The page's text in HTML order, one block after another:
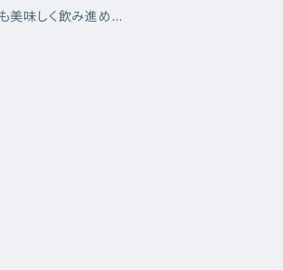
美味しく飲み進めら